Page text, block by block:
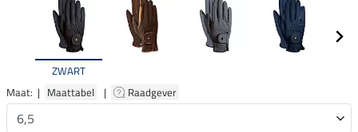
ZWART
Maat: | Maattabel | Raadgever